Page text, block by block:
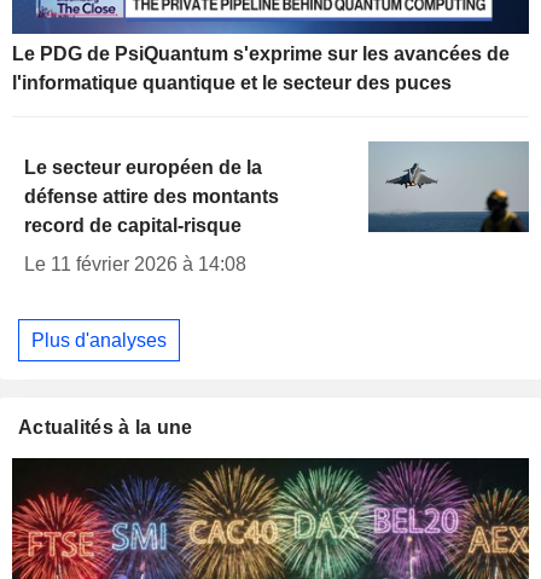
Le PDG de PsiQuantum s'exprime sur les avancées de
l'informatique quantique et le secteur des puces
Le secteur européen de la
défense attire des montants
record de capital-risque
Le 11 février 2026 à 14:08
Plus d'analyses
Actualités à la une